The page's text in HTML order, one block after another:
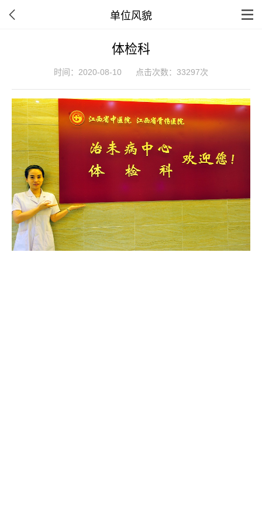
单位风貌
体检科
时间：2020-08-10 点击次数：33297次